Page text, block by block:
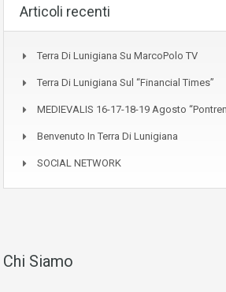
Articoli recenti
Terra Di Lunigiana Su MarcoPolo TV
Terra Di Lunigiana Sul “Financial Times”
MEDIEVALIS 16-17-18-19 Agosto
Benvenuto In Terra Di Lunigiana
SOCIAL NETWORK
Chi Siamo